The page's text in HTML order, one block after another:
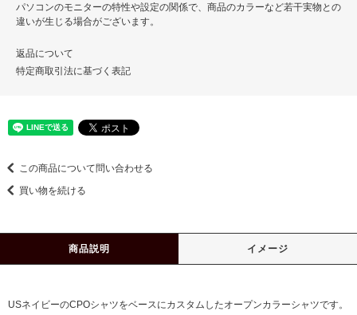
パソコンのモニターの特性や設定の関係で、商品のカラーなど若干実物との
違いが生じる場合がございます。
返品について
特定商取引法に基づく表記
この商品について問い合わせる
買い物を続ける
商品説明 イメージ
USネイビーのCPOシャツをベースにカスタムしたオープンカラーシャツです。